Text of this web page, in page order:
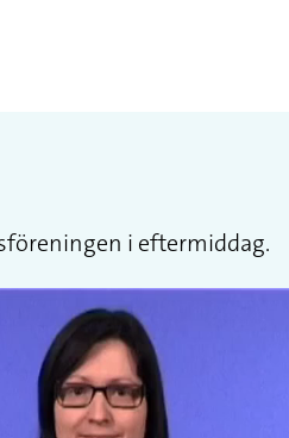
i eftermiddag.